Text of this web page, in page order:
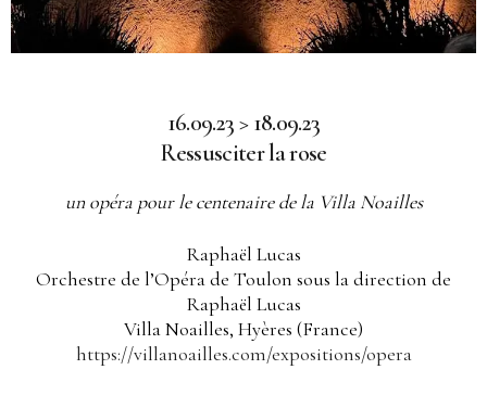
16.09.23 > 18.09.23
Ressusciter la rose
un opéra pour le centenaire de la Villa Noailles
Raphaël Lucas
Orchestre de l’Opéra de Toulon sous la direction de
Raphaël Lucas
Villa Noailles, Hyères (France)
https://villanoailles.com/expositions/opera